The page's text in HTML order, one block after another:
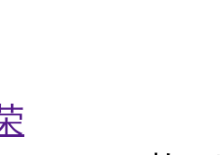
信运营商
社群发起人